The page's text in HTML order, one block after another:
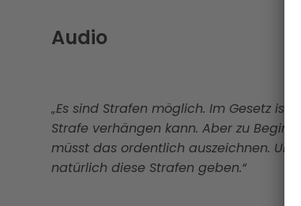
Audio
„Es sind Strafen möglich. Im Gesetz ist
Strafe verhängen kann. Aber zu
müsst das ordentlich auszeichnen.
natürlich diese Strafen geben.“